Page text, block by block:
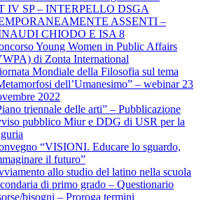
IV SP – INTERPELLO DSGA
ASSENTI –
CHIODO E ISA 8
Young Women in Public Affairs
di Zonta International
Mondiale della Filosofia sul tema
dell’Umanesimo” – webinar 23
2022
triennale delle arti” – Pubblicazione
pubblico Miur e DDG di USR per la
“VISIONI. Educare lo sguardo,
il futuro”
allo studio del latino nella scuola
di primo grado – Questionario
bisogni – Proroga termini